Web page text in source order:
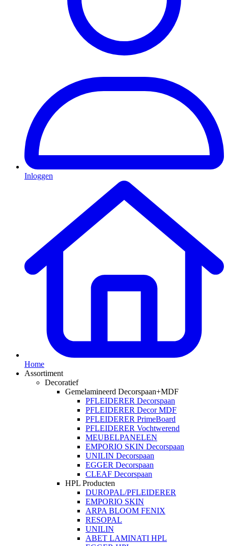
Inloggen
Home
Assortiment
Decoratief
Gemelamineerd Decorspaan+MDF
PFLEIDERER Decorspaan
PFLEIDERER Decor MDF
PFLEIDERER PrimeBoard
PFLEIDERER Vochtwerend
MEUBELPANELEN
EMPORIO SKIN Decorspaan
UNILIN Decorspaan
EGGER Decorspaan
CLEAF Decorspaan
HPL Producten
DUROPAL/PFLEIDERER
EMPORIO SKIN
ARPA BLOOM FENIX
RESOPAL
UNILIN
ABET LAMINATI HPL